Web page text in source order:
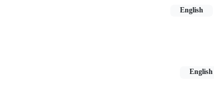
English
English